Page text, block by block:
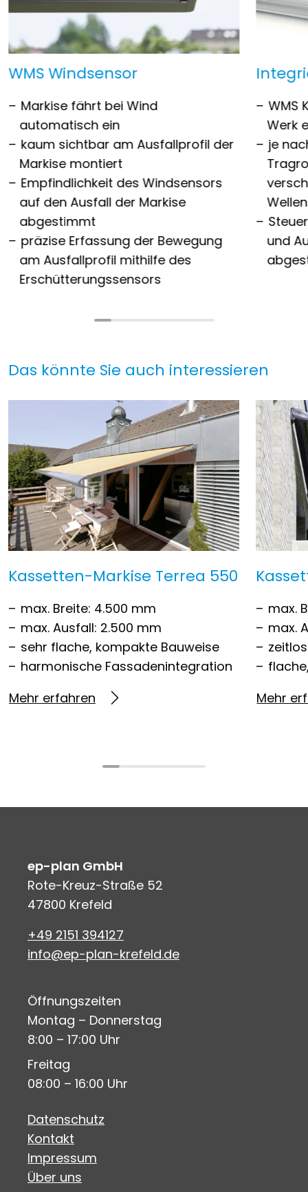
WMS Windsensor
Markise fährt bei Wind
automatisch ein
kaum sichtbar am Ausfallprofil der
Markise montiert
Empfindlichkeit des Windsensors
auf den Ausfall der Markise
abgestimmt
präzise Erfassung der Bewegung
am Ausfallprofil mithilfe des
Erschütterungssensors
WMS
Werk
je
und
Das könnte Sie auch interessieren
Kassetten-Markise Terrea 550
max. Breite: 4.500 mm
max. Ausfall: 2.500 mm
sehr flache, kompakte Bauweise
harmonische Fassadenintegration
Mehr erfahren
max.
max.
Mehr
ep-plan GmbH
Rote-Kreuz-Straße 52
47800 Krefeld
+49 2151 394127
info@ep-plan-krefeld.de
Öffnungszeiten
Montag – Donnerstag
8:00 – 17:00 Uhr
Freitag
08:00 – 16:00 Uhr
Datenschutz
Kontakt
Impressum
Über uns